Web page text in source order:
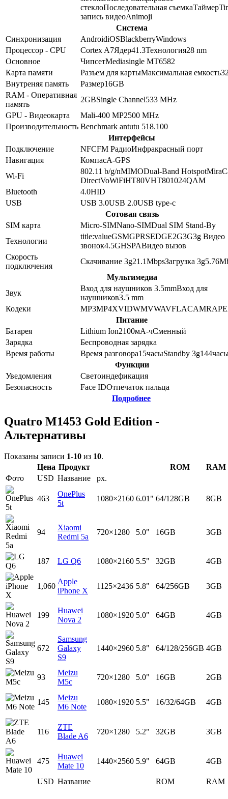
стеклоПоследовательная съемкаТаймер
запись видеоAnimoji
Система
Синхронизация
AndroidiOSBlackberryWindows
Процессор - CPU
Cortex A7Ядер41.3Технология28 nm
Основное
ЧипсетMediasingle MT6582
Карта памяти
Разъем для картыМаксимальная емкость
Внутреняя память
Размер16GB
RAM - Оперативная
память
2GBSingle Channel533 MHz
GPU - Видеокарта
Mali-400 MP2500 MHz
Производительность Benchmark antutu 518.100
Интерфейсы
Подключение
NFCFM РадиоИнфракрасный порт
Навигация
КомпасA-GPS
Wi-Fi
802.11 b/g/nMIMODual-Band Hotspot
DirectVoWiFiHT80VHT801024QAM
Bluetooth
4.0HID
USB
USB 3.0USB 2.0USB type-c
Сотовая связь
SIM карта
Micro-SIMNano-SIMDual SIM Stand-By
Технологии
title:valueGSMGPRSEDGE2G3G3g Видео
звонок4.5GHSPAВидео вызов
Скорость
подключения
Скачивание 3g21.1MbpsЗагрузка 3g5.76
Мультимедиа
Звук
Вход для наушников 3.5mmВход для
наушников3.5 mm
Кодеки
MP3MP4XVIDWMVWAVFLACAMRAPE
Питание
Батарея
Lithium Ion2100мА-чСменный
Зарядка
Беспроводная зарядка
Время работы
Время разговора15часыStandby 3g144
Функции
Уведомления
Светоиндефикация
Безопасность
Face IDОтпечаток пальца
Подробнее
Quatro M1453 Gold Edition -
Альтернативы
Показаны записи 1-10 из 10.
Цена Продукт ROM
RAM
Фото
USD Название px.
USD Название ROM RAM
463
OnePlus
5t
1080×2160 6.01" 64/128GB 8GB
94
Xiaomi
Redmi 5a
720×1280 5.0" 16GB 3GB
187 LG Q6 1080×2160 5.5" 32GB 4GB
1,060
Apple
iPhone X
1125×2436 5.8" 64/256GB 3GB
199
Huawei
Nova 2
1080×1920 5.0" 64GB 4GB
672
Samsung
Galaxy
S9
1440×2960 5.8" 64/128/256GB 4GB
93
Meizu
M5c
720×1280 5.0" 16GB 2GB
145
Meizu
M6 Note
1080×1920 5.5" 16/32/64GB 4GB
116
ZTE
Blade A6
720×1280 5.2" 32GB 3GB
475
Huawei
Mate 10
1440×2560 5.9" 64GB 4GB